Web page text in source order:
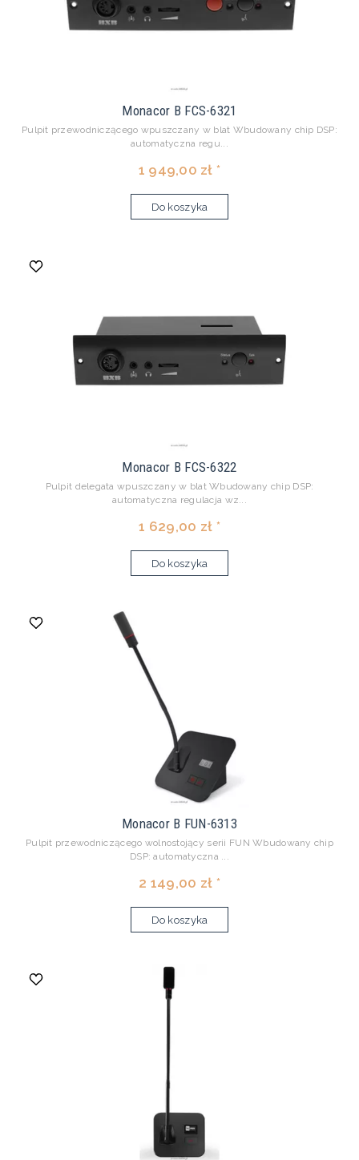
Monacor B FCS-6321
Pulpit przewodniczącego wpuszczany w blat Wbudowany chip DSP:
automatyczna regu...
1 949,00 zł *
Do koszyka
Monacor B FCS-6322
Pulpit delegata wpuszczany w blat Wbudowany chip DSP:
automatyczna regulacja wz...
1 629,00 zł *
Do koszyka
Monacor B FUN-6313
Pulpit przewodniczącego wolnostojący serii FUN Wbudowany chip
DSP: automatyczna ...
2 149,00 zł *
Do koszyka